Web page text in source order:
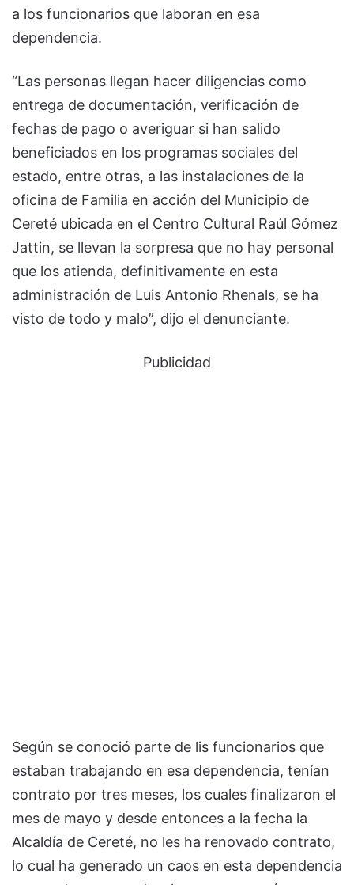
a los funcionarios que laboran en esa
dependencia.
“Las personas llegan hacer diligencias como
entrega de documentación, verificación de
fechas de pago o averiguar si han salido
beneficiados en los programas sociales del
estado, entre otras, a las instalaciones de la
oficina de Familia en acción del Municipio de
Cereté ubicada en el Centro Cultural Raúl Gómez
Jattin, se llevan la sorpresa que no hay personal
que los atienda, definitivamente en esta
administración de Luis Antonio Rhenals, se ha
visto de todo y malo”, dijo el denunciante.
Publicidad
Según se conoció parte de lis funcionarios que
estaban trabajando en esa dependencia, tenían
contrato por tres meses, los cuales finalizaron el
mes de mayo y desde entonces a la fecha la
Alcaldía de Cereté, no les ha renovado contrato,
lo cual ha generado un caos en esta dependencia